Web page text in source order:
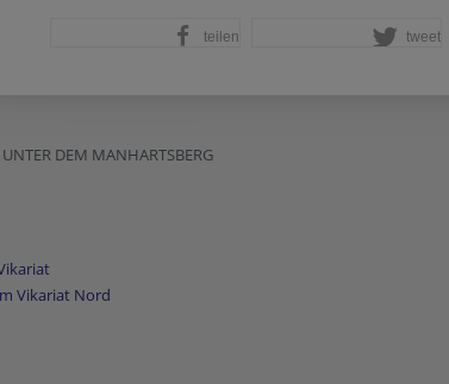
teilen tweet
DEM MANHARTSBERG
Vikariat Nord